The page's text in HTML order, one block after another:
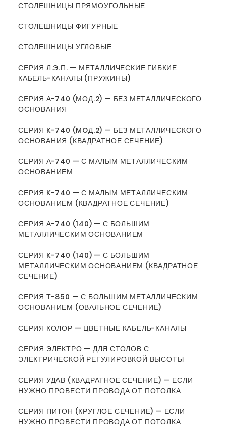
СТОЛЕШНИЦЫ ПРЯМОУГОЛЬНЫЕ
СТОЛЕШНИЦЫ ФИГУРНЫЕ
СТОЛЕШНИЦЫ УГЛОВЫЕ
СЕРИЯ Л.Э.П. — МЕТАЛЛИЧЕСКИЕ ГИБКИЕ
КАБЕЛЬ-КАНАЛЫ (ПРУЖИНЫ)
СЕРИЯ А-740 (МОД.2) — БЕЗ МЕТАЛЛИЧЕСКОГО
ОСНОВАНИЯ
СЕРИЯ K-740 (MOД.2) — БЕЗ МЕТАЛЛИЧЕСКОГО
ОСНОВАНИЯ (КВАДРАТНОЕ СЕЧЕНИЕ)
СЕРИЯ А-740 — С МАЛЫМ МЕТАЛЛИЧЕСКИМ
ОСНОВАНИЕМ
СЕРИЯ K-740 — С МАЛЫМ МЕТАЛЛИЧЕСКИМ
ОСНОВАНИЕМ (КВАДРАТНОЕ СЕЧЕНИЕ)
СЕРИЯ А-740 (140) — С БОЛЬШИМ
МЕТАЛЛИЧЕСКИМ ОСНОВАНИЕМ
СЕРИЯ K-740 (140) — С БОЛЬШИМ
МЕТАЛЛИЧЕСКИМ ОСНОВАНИЕМ (КВАДРАТНОЕ
СЕЧЕНИЕ)
СЕРИЯ Т-850 — С БОЛЬШИМ МЕТАЛЛИЧЕСКИМ
ОСНОВАНИЕМ (ОВАЛЬНОЕ СЕЧЕНИЕ)
СЕРИЯ КОЛОР — ЦВЕТНЫЕ КАБЕЛЬ-КАНАЛЫ
СЕРИЯ ЭЛЕКТРО — ДЛЯ СТОЛОВ С
ЭЛЕКТРИЧЕСКОЙ РЕГУЛИРОВКОЙ ВЫСОТЫ
СЕРИЯ УДАВ (КВАДРАТНОЕ СЕЧЕНИЕ) — ЕСЛИ
НУЖНО ПРОВЕСТИ ПРОВОДА ОТ ПОТОЛКА
СЕРИЯ ПИТОН (КРУГЛОЕ СЕЧЕНИЕ) — ЕСЛИ
НУЖНО ПРОВЕСТИ ПРОВОДА ОТ ПОТОЛКА